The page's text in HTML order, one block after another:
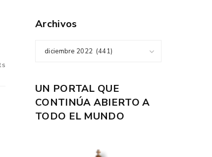
Archivos
diciembre 2022 (441)
UN PORTAL QUE
CONTINÚA ABIERTO A
TODO EL MUNDO